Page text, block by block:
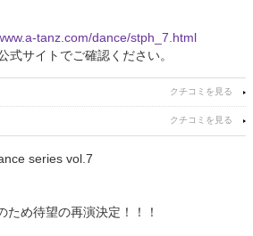
tanz.com/dance/stph_7.html
サイトでご確認ください。
series vol.7
め待望の再演決定！！！